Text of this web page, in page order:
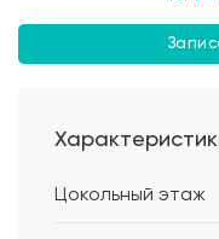
Цокольный этаж